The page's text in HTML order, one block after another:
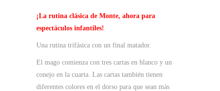
¡La rutina clásica de Monte, ahora para
espectáculos infantiles!
Una rutina trifásica con un final matador.
El mago comienza con tres cartas en blanco y un
conejo en la cuarta. Las cartas también tienen
diferentes colores en el dorso para que sean más